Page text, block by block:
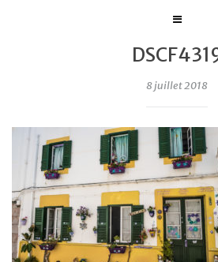
8 juillet 2018